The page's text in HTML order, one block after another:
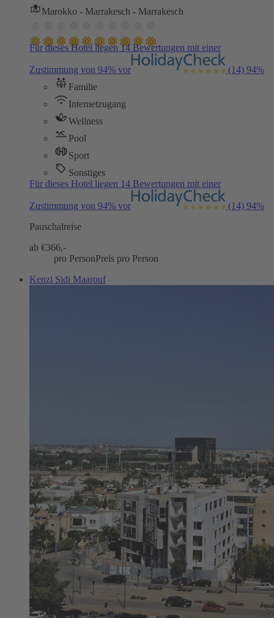
Marokko - Marrakesch - Marrakesch
Für dieses Hotel liegen 14 Bewertungen mit einer
Zustimmung von 94% vor (14) 94%
Familie
Internetzugang
Wellness
Pool
Sport
Sonstiges
Für dieses Hotel liegen 14 Bewertungen mit einer
Zustimmung von 94% vor (14) 94%
Pauschalreise
ab €366,-
pro PersonPreis pro Person
Kenzi Sidi Maarouf